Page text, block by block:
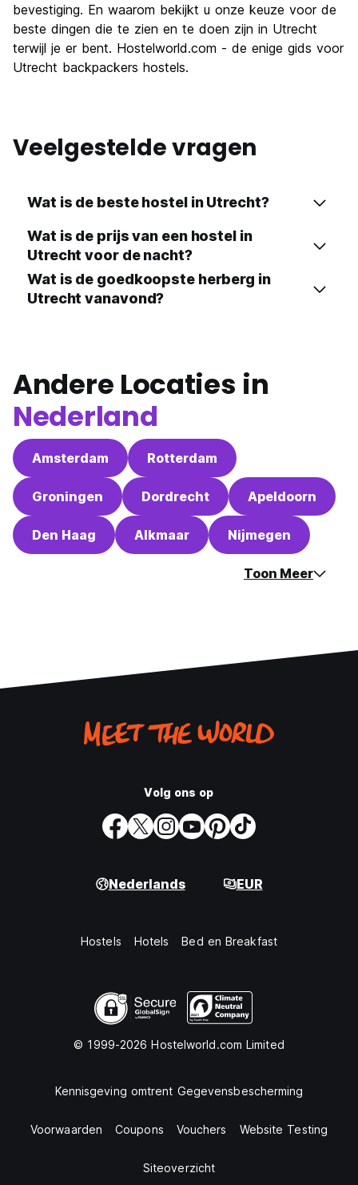
bevestiging. En waarom bekijkt u onze keuze voor de
beste dingen die te zien en te doen zijn in Utrecht
terwijl je er bent. Hostelworld.com - de enige gids voor
Utrecht backpackers hostels.
Veelgestelde vragen
Wat is de beste hostel in Utrecht?
Wat is de prijs van een hostel in
Utrecht voor de nacht?
Wat is de goedkoopste herberg in
Utrecht vanavond?
Andere Locaties in
Nederland
Amsterdam Rotterdam
Groningen Dordrecht Apeldoorn
Den Haag Alkmaar Nijmegen
Toon Meer
Volg ons op
Nederlands EUR
Hostels Hotels Bed en Breakfast
© 1999-2026 Hostelworld.com Limited
Kennisgeving omtrent Gegevensbescherming
Voorwaarden Coupons Vouchers Website Testing
Siteoverzicht